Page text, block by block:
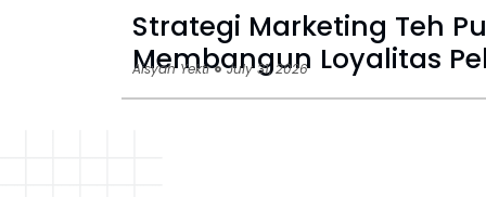
Strategi Marketing Teh
Membangun Loyalitas
Aisyah Yekti July 31, 2026